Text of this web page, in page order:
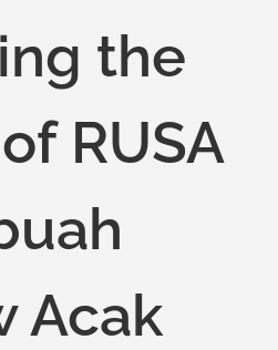
the
RUSA
Acak